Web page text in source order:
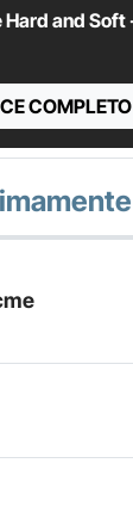
and Soft
COMPLETO